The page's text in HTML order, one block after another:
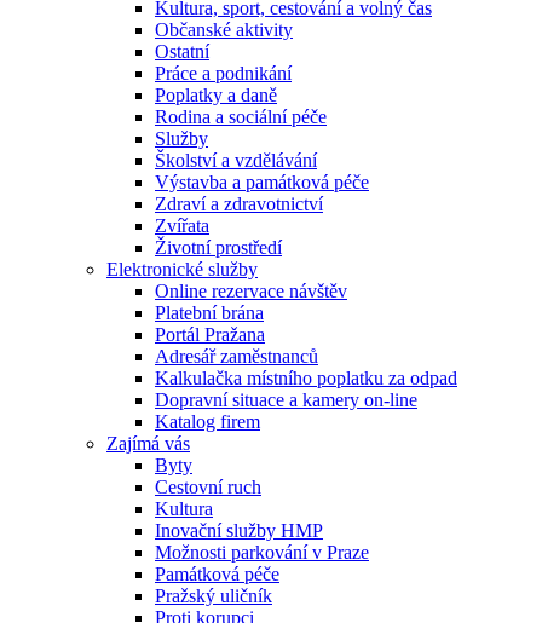
Kultura, sport, cestování a volný čas
Občanské aktivity
Ostatní
Práce a podnikání
Poplatky a daně
Rodina a sociální péče
Služby
Školství a vzdělávání
Výstavba a památková péče
Zdraví a zdravotnictví
Zvířata
Životní prostředí
Elektronické služby
Online rezervace návštěv
Platební brána
Portál Pražana
Adresář zaměstnanců
Kalkulačka místního poplatku za odpad
Dopravní situace a kamery on-line
Katalog firem
Zajímá vás
Byty
Cestovní ruch
Kultura
Inovační služby HMP
Možnosti parkování v Praze
Památková péče
Pražský uličník
Proti korupci